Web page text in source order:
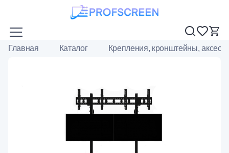
Главная Каталог Крепления, кронштейны,